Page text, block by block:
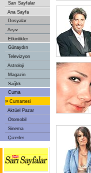
Sarı Sayfalar
Ana Sayfa
Dosyalar
Arşiv
Etkinlikler
Günaydın
Televizyon
Astroloji
Magazin
Sağlık
Cuma
» Cumartesi
Aktüel Pazar
Otomobil
Sinema
Çizerler